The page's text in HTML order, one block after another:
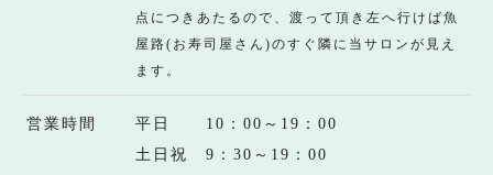
点につきあたるので、渡って頂き左へ行けば魚
屋路(お寿司屋さん)のすぐ隣に当サロンが見え
ます。
営業時間
平日 10：00～19：00
土日祝 9：30～19：00